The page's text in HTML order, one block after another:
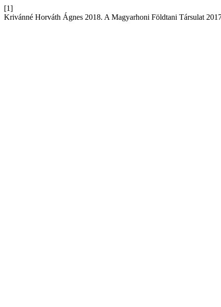
[1]
Krivánné Horváth Ágnes 2018. A Magyarhoni Földtani Társulat